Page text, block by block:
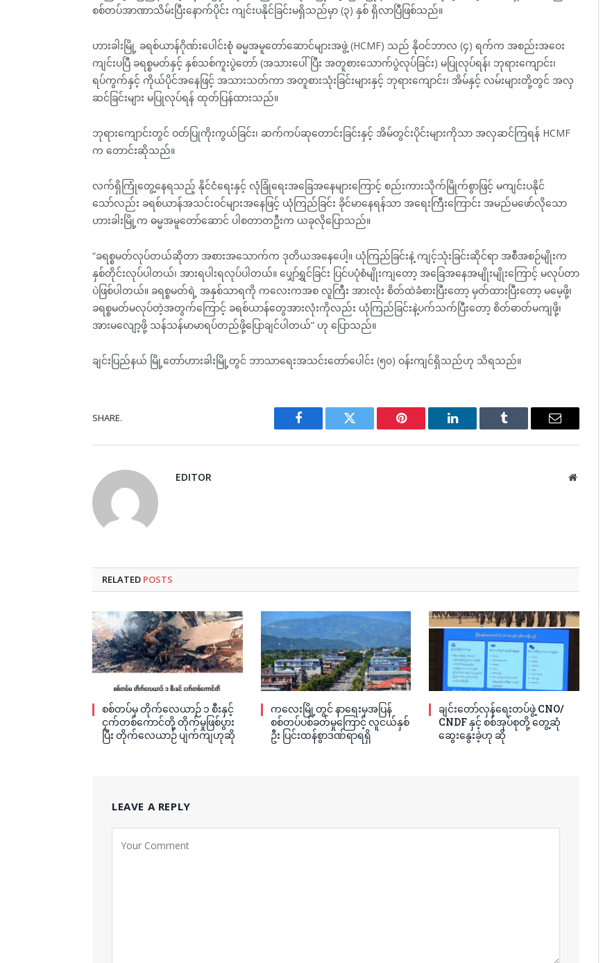
စစ်တပ်အာဏာသိမ်းပြီးနောက်ပိုင်း ကျင်းပနိုင်ခြင်းမရှိသည်မှာ (၃) နှစ် ရှိလာပြီဖြစ်သည်။
ဟားခါးမြို့ ခရစ်ယာန်ဂိုဏ်းပေါင်းစုံ ဓမ္မအမူတော်ဆောင်များအဖွဲ့ (HCMF) သည် နိုဝင်ဘာလ (၄) ရက်က အစည်းအဝေး
ကျင်းပပြီ ခရစ္စမတ်နှင့် နှစ်သစ်ကူးပွဲတော် (အသားပေါ်ပြီး အတူစားသောက်ပွဲလုပ်ခြင်း) မပြုလုပ်ရန်၊ ဘုရားကျောင်း၊
ရပ်ကွက်နှင့် ကိုယ်ပိုင်အနေဖြင့် အသားသတ်ကာ အတူစားသုံးခြင်းများနှင့် ဘုရားကျောင်း၊ အိမ်နှင့် လမ်းများတို့တွင် အလှ
ဆင်ခြင်းများ မပြုလုပ်ရန် ထုတ်ပြန်ထားသည်။
ဘုရားကျောင်းတွင် ဝတ်ပြုကိုးကွယ်ခြင်း၊ ဆက်ကပ်ဆုတောင်းခြင်းနှင့် အိမ်တွင်းပိုင်းများကိုသာ အလှဆင်ကြရန် HCMF
က တောင်းဆိုသည်။
လက်ရှိကြုံတွေ့နေရသည့် နိုင်ငံရေးနှင့် လုံခြုံရေးအခြေအနေများကြောင့် စည်းကားသိုက်မြိုက်စွာဖြင့် မကျင်းပနိုင်
သော်လည်း ခရစ်ယာန်အသင်းဝင်များအနေဖြင့် ယုံကြည်ခြင်း ခိုင်မာနေရန်သာ အရေးကြီးကြောင်း အမည်မဖော်လိုသော
ဟားခါးမြို့က ဓမ္မအမူတော်ဆောင် ပါစတာတဦးက ယခုလိုပြောသည်။
“ခရစ္စမတ်လုပ်တယ်ဆိုတာ အစားအသောက်က ဒုတိယအနေပေါ့။ ယုံကြည်ခြင်းနဲ့ ကျင့်သုံးခြင်းဆိုင်ရာ အစီအစဉ်မျိုးက
နှစ်တိုင်းလုပ်ပါတယ်၊ အားရပါးရလုပ်ပါတယ်။ ပျှော်ရွှင်ခြင်း ပြင်ပပုံစံမျိုးကျတော့ အခြေအနေအမျိုးမျိုးကြောင့် မလုပ်တာ
ပဲဖြစ်ပါတယ်။ ခရစ္စမတ်ရဲ့ အနှစ်သာရကို ကလေးကအစ လူကြီး အားလုံး စိတ်ထဲခံစားပြီးတော့ မှတ်ထားပြီးတော့ မမေ့ဖို့၊
ခရစ္စမတ်မလုပ်တဲ့အတွက်ကြောင့် ခရစ်ယာန်တွေအားလုံးကိုလည်း ယုံကြည်ခြင်းနဲ့ပက်သက်ပြီးတော့ စိတ်ဓာတ်မကျဖို့၊
အားမလျော့ဖို့ သန်သန်မာမာရပ်တည်ဖို့ပြောချင်ပါတယ်” ဟု ပြောသည်။
ချင်းပြည်နယ် မြို့တော်ဟားခါးမြို့တွင် ဘာသာရေးအသင်းတော်ပေါင်း (၅၀) ဝန်းကျင်ရှိသည်ဟု သိရသည်။
SHARE.
Facebook Twitter Pinterest LinkedIn Tumblr Email
EDITOR Website
RELATED POSTS
စစ်တပ်မှ တိုက်လေယာဉ် ၁ စီးနှင့်
ငှက်တစ်ကောင်တို့ တိုက်မှုဖြစ်ပွား
ပြီး တိုက်လေယာဉ် ပျက်ကျဟုဆို
ကလေးမြို့တွင် နာရေးမှအပြန်
စစ်တပ်ပစ်ခတ်မှုကြောင့် လူငယ်နှစ်
ဦး ပြင်းထန်စွာဒဏ်ရာရရှိ
ချင်းတော်လှန်ရေးတပ်ဖွဲ့ CNO/
CNDF နှင့် စစ်အုပ်စုတို့ တွေ့ဆုံ
ဆွေးနွေးခဲ့ဟု ဆို
LEAVE A REPLY